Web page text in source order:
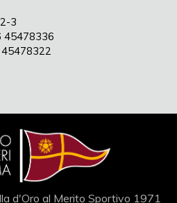
3
45478336
d'Oro al Merito Sportivo 1971